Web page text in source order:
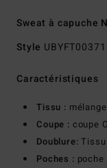
Sweat à capuche
Style UBYFT00371
Caractéristiques
Tissu :
Coupe : coupe
Doublure:
Poches : poche